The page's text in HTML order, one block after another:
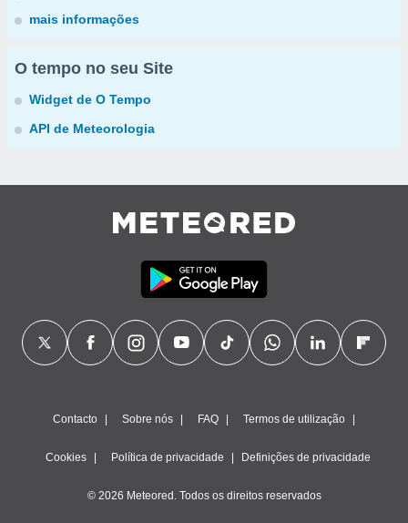
mais informações
O tempo no seu Site
Widget de O Tempo
API de Meteorologia
Contacto Sobre nós FAQ Termos de utilização
Cookies Política de privacidade Definições de privacidade
© 2026 Meteored. Todos os direitos reservados